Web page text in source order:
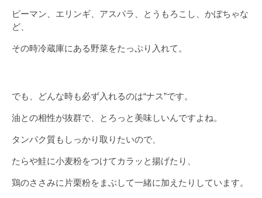
ピーマン、エリンギ、アスパラ、とうもろこし、かぼちゃな
ど、
その時冷蔵庫にある野菜をたっぷり入れて。
でも、どんな時も必ず入れるのは“ナス”です。
油との相性が抜群で、とろっと美味しいんですよね。
タンパク質もしっかり取りたいので、
たらや鮭に小麦粉をつけてカラッと揚げたり、
鶏のささみに片栗粉をまぶして一緒に加えたりしています。